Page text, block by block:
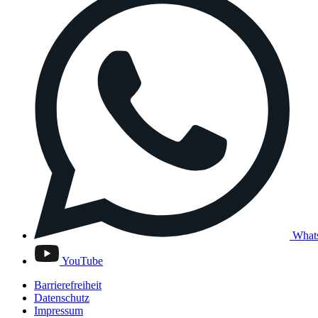
YouTube
Barrierefreiheit
Datenschutz
Impressum